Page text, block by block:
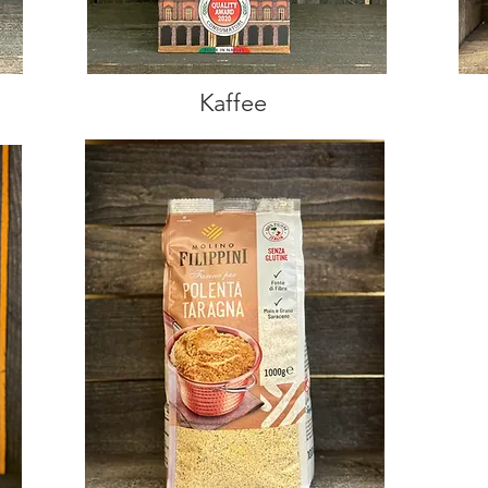
Kaffee